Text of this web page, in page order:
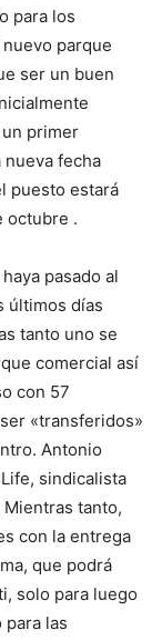
para los
parque
ser un buen
primer
nueva fecha
puesto estará
octubre .
pasado al
últimos días
tanto uno se
comercial así
con 57
«transferidos»
Antonio
sindicalista
Mientras tanto,
con la entrega
que podrá
solo para luego
las